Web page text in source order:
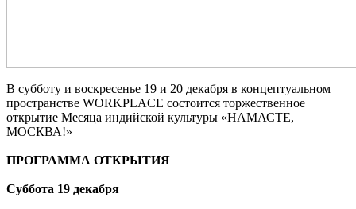
В субботу и воскресенье 19 и 20 декабря в концептуальном
пространстве WORKPLACE состоится торжественное
открытие Месяца индийской культуры «НАМАСТЕ,
МОСКВА!»
ПРОГРАММА ОТКРЫТИЯ
Суббота 19 декабря